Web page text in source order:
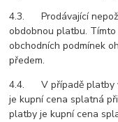
4.3. Prodávající
obdobnou platbu.
obchodních podmínek
předem.
4.4. V případě platby
je kupní cena splatná
platby je kupní cena